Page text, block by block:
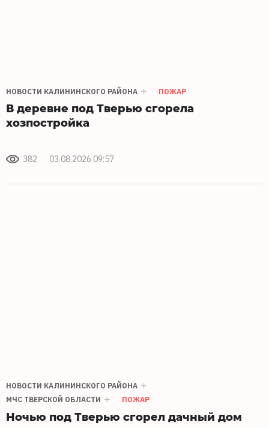
НОВОСТИ КАЛИНИНСКОГО РАЙОНА ПОЖАР
В деревне под Тверью сгорела
хозпостройка
382 03.08.2026 09:57
НОВОСТИ КАЛИНИНСКОГО РАЙОНА
МЧС ТВЕРСКОЙ ОБЛАСТИ
ПОЖАР
Ночью под Тверью сгорел дачный дом